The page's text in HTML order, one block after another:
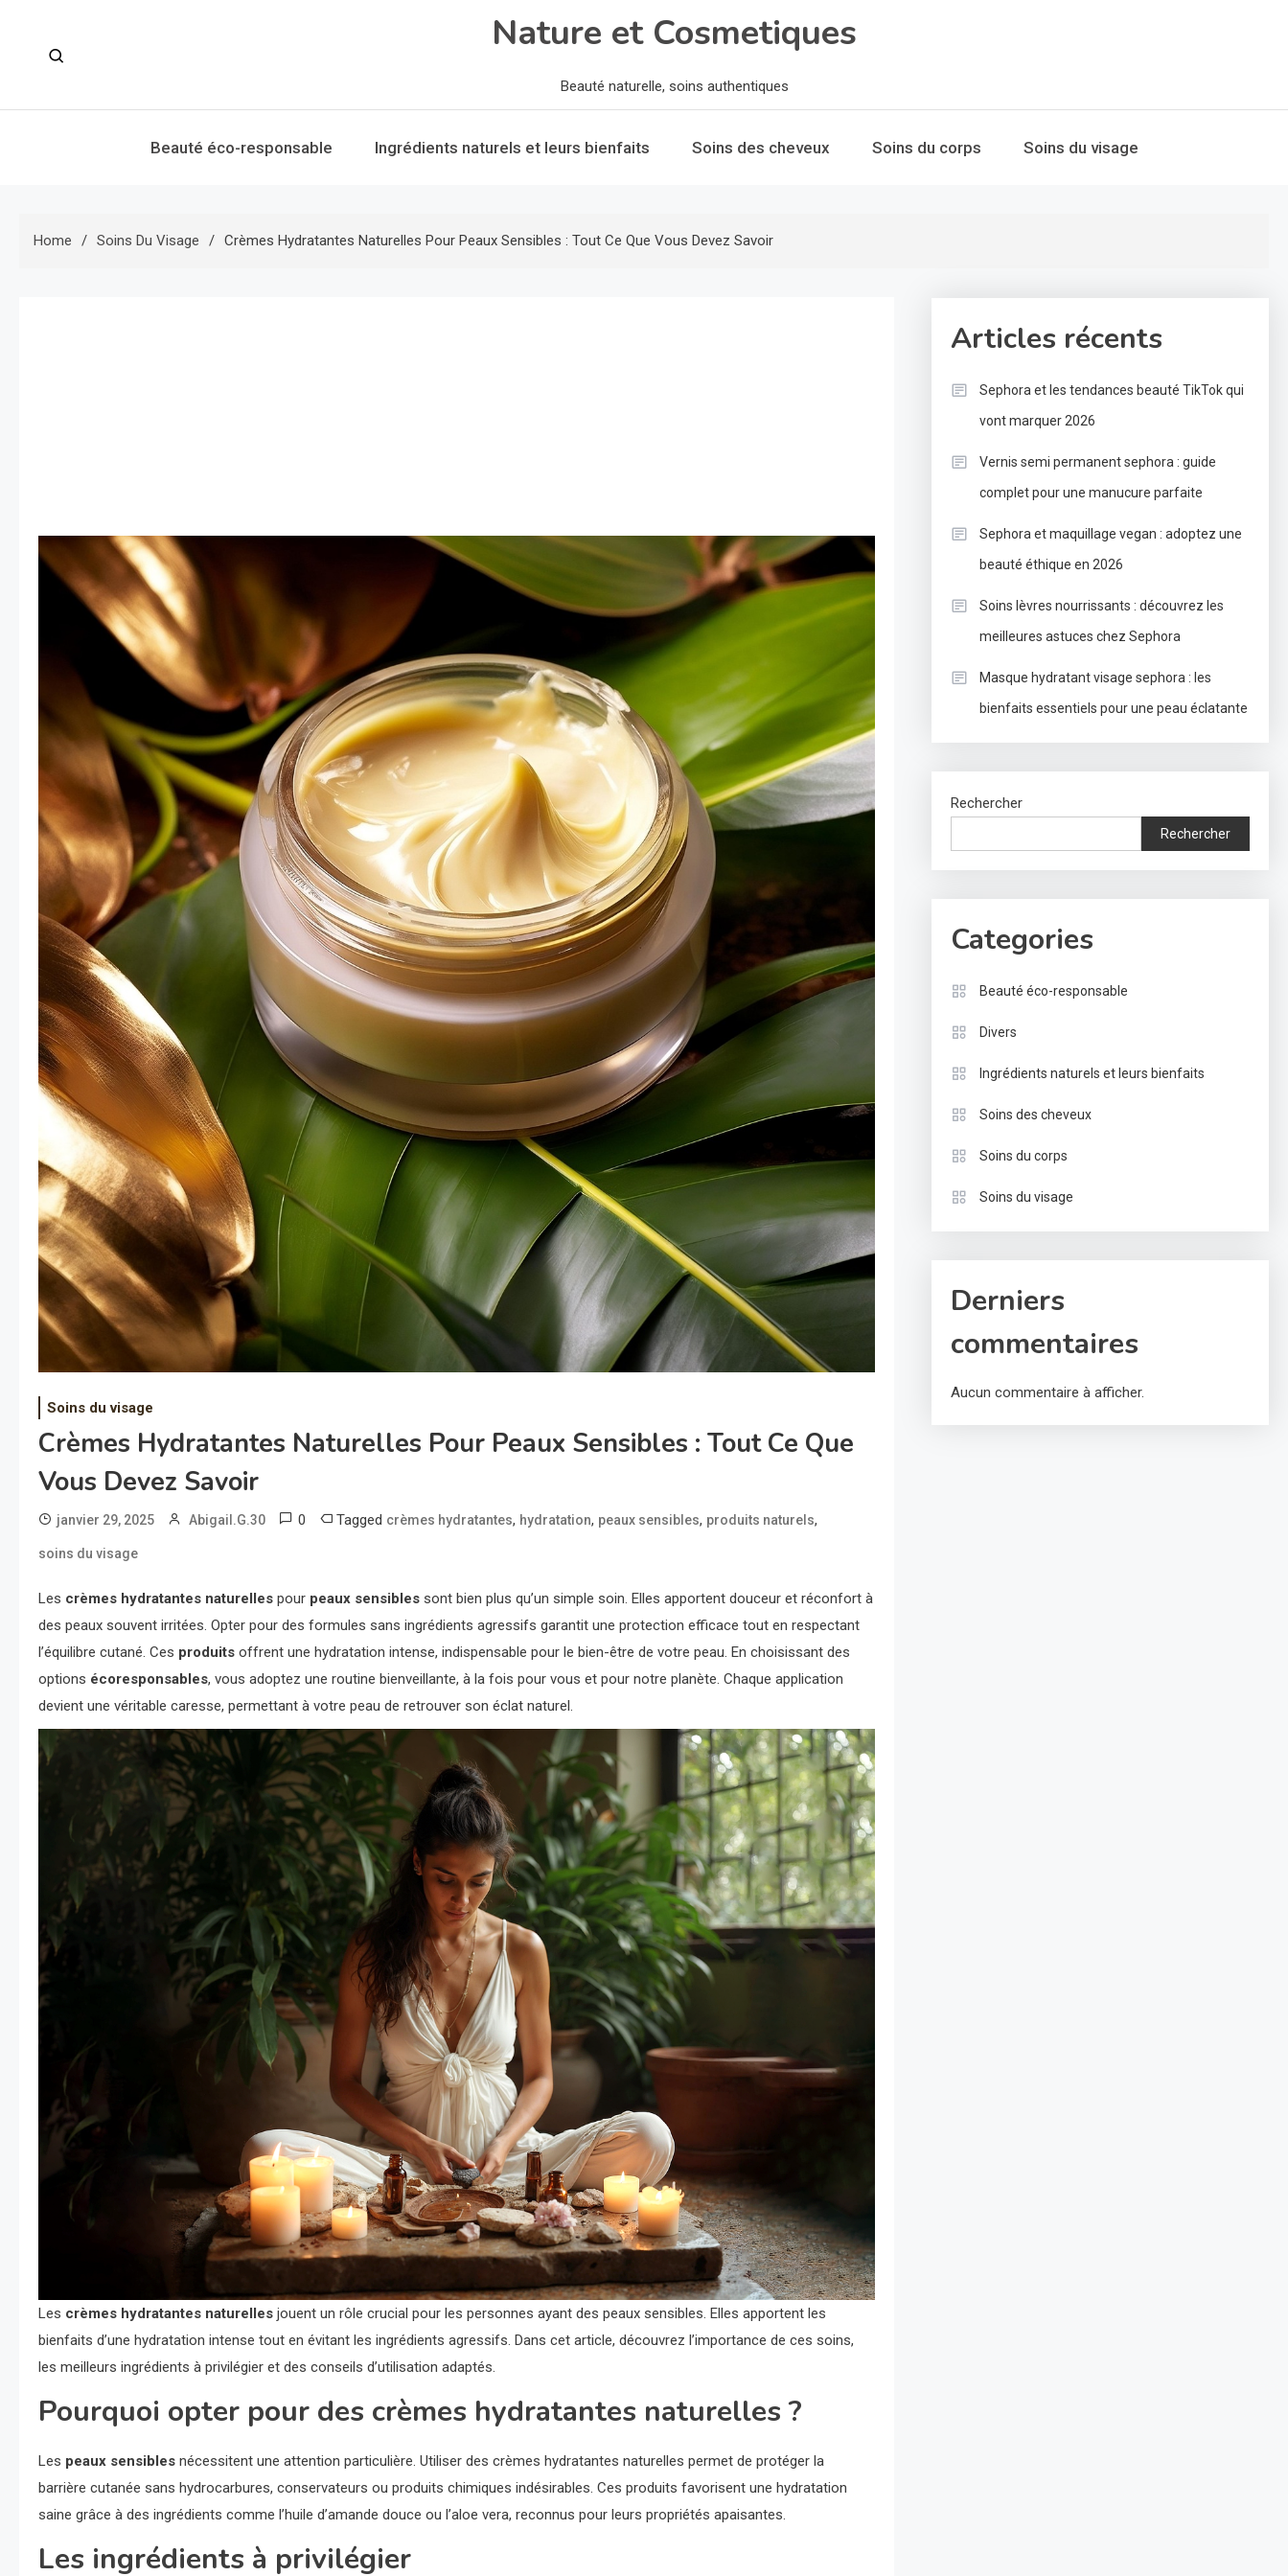
Nature et Cosmetiques
Beauté naturelle, soins authentiques
Beauté éco-responsable Ingrédients naturels et leurs bienfaits Soins des cheveux Soins du corps Soins du visage
Home Soins Du Visage Crèmes Hydratantes Naturelles Pour Peaux Sensibles : Tout Ce Que Vous Devez Savoir
Soins du visage
Crèmes Hydratantes Naturelles Pour Peaux Sensibles : Tout Ce Que
Vous Devez Savoir
janvier 29, 2025 Abigail.G.30 0 Tagged crèmes hydratantes, hydratation, peaux sensibles, produits naturels,
soins du visage
Les crèmes hydratantes naturelles pour peaux sensibles sont bien plus qu’un simple soin. Elles apportent douceur et réconfort à
des peaux souvent irritées. Opter pour des formules sans ingrédients agressifs garantit une protection efficace tout en respectant
l’équilibre cutané. Ces produits offrent une hydratation intense, indispensable pour le bien-être de votre peau. En choisissant des
options écoresponsables, vous adoptez une routine bienveillante, à la fois pour vous et pour notre planète. Chaque application
devient une véritable caresse, permettant à votre peau de retrouver son éclat naturel.
Les crèmes hydratantes naturelles jouent un rôle crucial pour les personnes ayant des peaux sensibles. Elles apportent les
bienfaits d’une hydratation intense tout en évitant les ingrédients agressifs. Dans cet article, découvrez l’importance de ces soins,
les meilleurs ingrédients à privilégier et des conseils d’utilisation adaptés.
Pourquoi opter pour des crèmes hydratantes naturelles ?
Les peaux sensibles nécessitent une attention particulière. Utiliser des crèmes hydratantes naturelles permet de protéger la
barrière cutanée sans hydrocarbures, conservateurs ou produits chimiques indésirables. Ces produits favorisent une hydratation
saine grâce à des ingrédients comme l’huile d’amande douce ou l’aloe vera, reconnus pour leurs propriétés apaisantes.
Les ingrédients à privilégier
Articles récents
Sephora et les tendances beauté TikTok qui
vont marquer 2026
Vernis semi permanent sephora : guide
complet pour une manucure parfaite
Sephora et maquillage vegan : adoptez une
beauté éthique en 2026
Soins lèvres nourrissants : découvrez les
meilleures astuces chez Sephora
Masque hydratant visage sephora : les
bienfaits essentiels pour une peau éclatante
Rechercher
Rechercher
Categories
Beauté éco-responsable
Divers
Ingrédients naturels et leurs bienfaits
Soins des cheveux
Soins du corps
Soins du visage
Derniers
commentaires
Aucun commentaire à afficher.